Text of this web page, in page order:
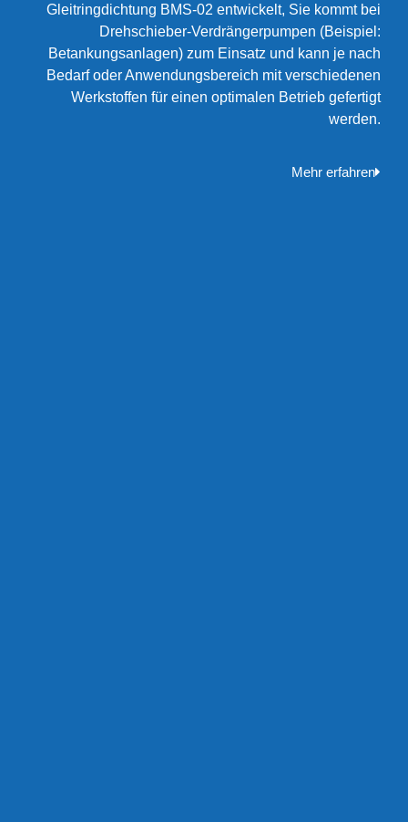
Gleitringdichtung BMS-02 entwickelt, Sie kommt bei
Drehschieber-Verdrängerpumpen (Beispiel:
Betankungsanlagen) zum Einsatz und kann je nach
Bedarf oder Anwendungsbereich mit verschiedenen
Werkstoffen für einen optimalen Betrieb gefertigt
werden.
Mehr erfahren